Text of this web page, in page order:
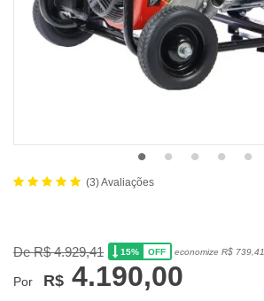
(3) Avaliações
De R$ 4.929,41 15% OFF economize R$ 739,41
Por R$ 4.190,00